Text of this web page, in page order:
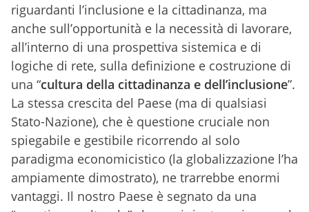
riguardanti l’inclusione e la cittadinanza, ma
anche sull’opportunità e la necessità di lavorare,
all’interno di una prospettiva sistemica e di
logiche di rete, sulla definizione e costruzione di
una “cultura della cittadinanza e dell’inclusione”.
La stessa crescita del Paese (ma di qualsiasi
Stato-Nazione), che è questione cruciale non
spiegabile e gestibile ricorrendo al solo
paradigma economicistico (la globalizzazione l’ha
ampiamente dimostrato), ne trarrebbe enormi
vantaggi. Il nostro Paese è segnato da una